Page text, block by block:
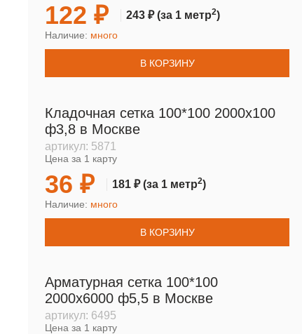
122 ₽ 243 ₽(за 1 метр2)
Наличие: много
В КОРЗИНУ
Кладочная сетка 100*100 2000х100
ф3,8 в Москве
артикул: 5871
Цена за 1 карту
36 ₽ 181 ₽(за 1 метр2)
Наличие: много
В КОРЗИНУ
Арматурная сетка 100*100
2000х6000 ф5,5 в Москве
артикул: 6495
Цена за 1 карту